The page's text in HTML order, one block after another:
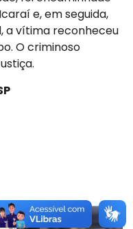
e, em seguida,
a vítima reconheceu
O criminoso